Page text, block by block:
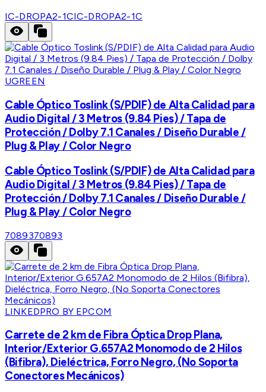
IC-DROPA2-1CIC-DROPA2-1C
UGREEN
Cable Óptico Toslink (S/PDIF) de Alta Calidad para
Audio Digital / 3 Metros (9.84 Pies) / Tapa de
Protección / Dolby 7.1 Canales / Diseño Durable /
Plug & Play / Color Negro
Cable Óptico Toslink (S/PDIF) de Alta Calidad para
Audio Digital / 3 Metros (9.84 Pies) / Tapa de
Protección / Dolby 7.1 Canales / Diseño Durable /
Plug & Play / Color Negro
7089370893
LINKEDPRO BY EPCOM
Carrete de 2 km de Fibra Óptica Drop Plana,
Interior/Exterior G.657A2 Monomodo de 2 Hilos
(Bifibra), Dieléctrica, Forro Negro, (No Soporta
Conectores Mecánicos)